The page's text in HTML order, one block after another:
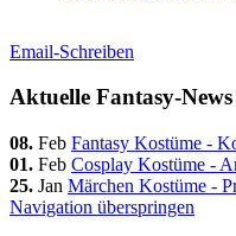
Email-Schreiben
Aktuelle Fantasy-News
08. Feb Fantasy Kostüme -
01. Feb Cosplay Kostüme -
25. Jan Märchen Kostüme -
Navigation überspringen